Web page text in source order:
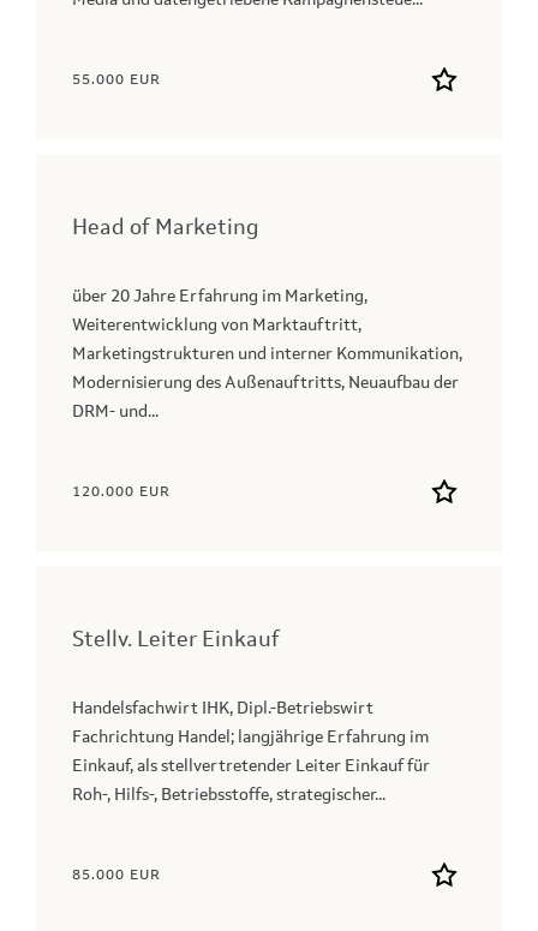
55.000 EUR
Head of Marketing
über 20 Jahre Erfahrung im Marketing,
Weiterentwicklung von Marktauftritt,
Marketingstrukturen und interner Kommunikation,
Modernisierung des Außenauftritts, Neuaufbau der
DRM- und...
120.000 EUR
Stellv. Leiter Einkauf
Handelsfachwirt IHK, Dipl.-Betriebswirt
Fachrichtung Handel; langjährige Erfahrung im
Einkauf, als stellvertretender Leiter Einkauf für
Roh-, Hilfs-, Betriebsstoffe, strategischer...
85.000 EUR